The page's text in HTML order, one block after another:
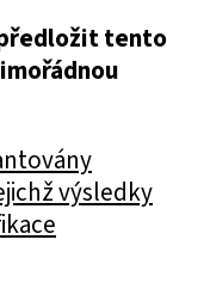
předložit tento
výsledky